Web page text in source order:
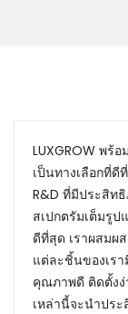
LUXGROW พร้
เป็นทางเลือกที่
R&D ที่มีประสิท
สเปกตรัมเต็มรู
ดีที่สุด เราผสมผ
แต่ละชิ้นของเร
คุณภาพดี ติดตั้ง
เหล่านี้จะนำปร